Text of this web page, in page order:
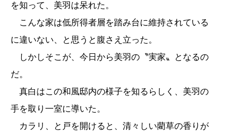
を知って、美羽は呆れた。
こんな家は低所得者層を踏み台に維持されている
に違いない、と思うと腹さえ立った。
しかしそこが、今日から美羽の〝実家〟となるの
だ。
真白はこの和風邸内の様子を知るらしく、美羽の
手を取り一室に導いた。
カラリ、と戸を開けると、清々しい藺草の香りが